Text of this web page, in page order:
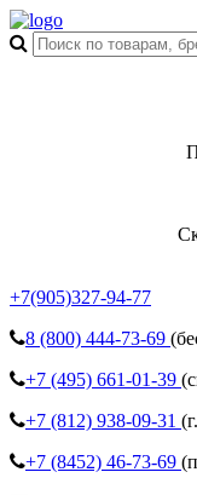
+7(905)327-94-77
8 (800) 444-73-69
+7 (495) 661-01-39
+7 (812) 938-09-31
+7 (8452) 46-73-69